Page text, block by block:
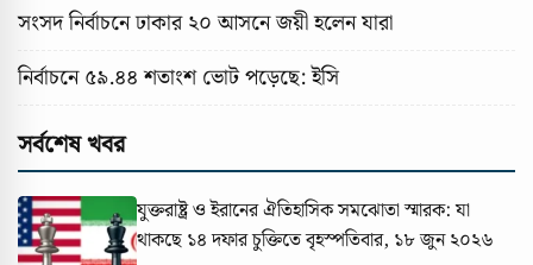
সংসদ নির্বাচনে ঢাকার ২০ আসনে জয়ী হলেন যারা
নির্বাচনে ৫৯.৪৪ শতাংশ ভোট পড়েছে: ইসি
সর্বশেষ খবর
যুক্তরাষ্ট্র ও ইরানের ঐতিহাসিক সমঝোতা স্মারক: যা
থাকছে ১৪ দফার চুক্তিতেবৃহস্পতিবার, ১৮ জুন ২০২৬